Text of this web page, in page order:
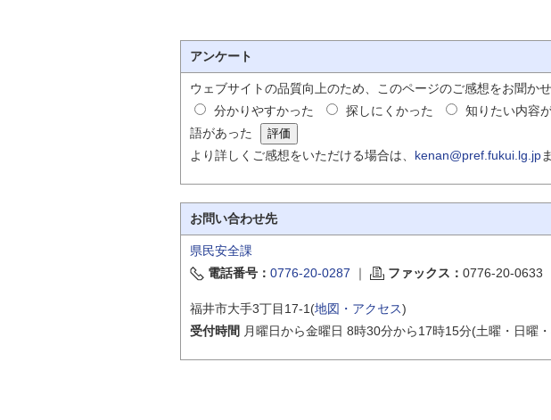
アンケート
ウェブサイトの品質向上のため、このページのご感想をお聞かせ
分かりやすかった
探しにくかった 知りたい内容
語があった
より詳しくご感想をいただける場合は、 kenan@pref.fukui.lg.jp
お問い合わせ先
県民安全課
電話番号： 0776-20-0287 ｜ ファックス： 0776-20-0633
福井市大手3丁目17-1(地図・アクセス)
受付時間 月曜日から金曜日 8時30分から17時15分(土曜・日曜